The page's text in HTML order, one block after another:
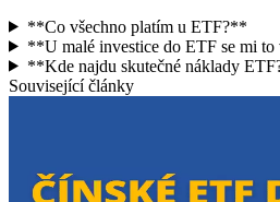
**Co všechno platím u ETF?**
**U malé investice do ETF se mi
**Kde najdu skutečné náklady
Související články